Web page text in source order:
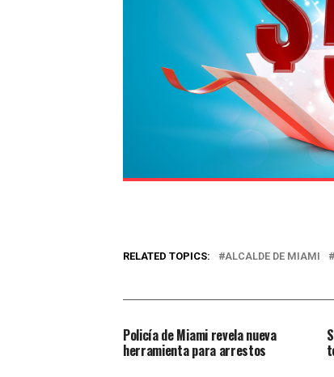
RELATED TOPICS: ALCALDE DE MIAMI
Policía de Miami revela nueva
herramienta para arrestos